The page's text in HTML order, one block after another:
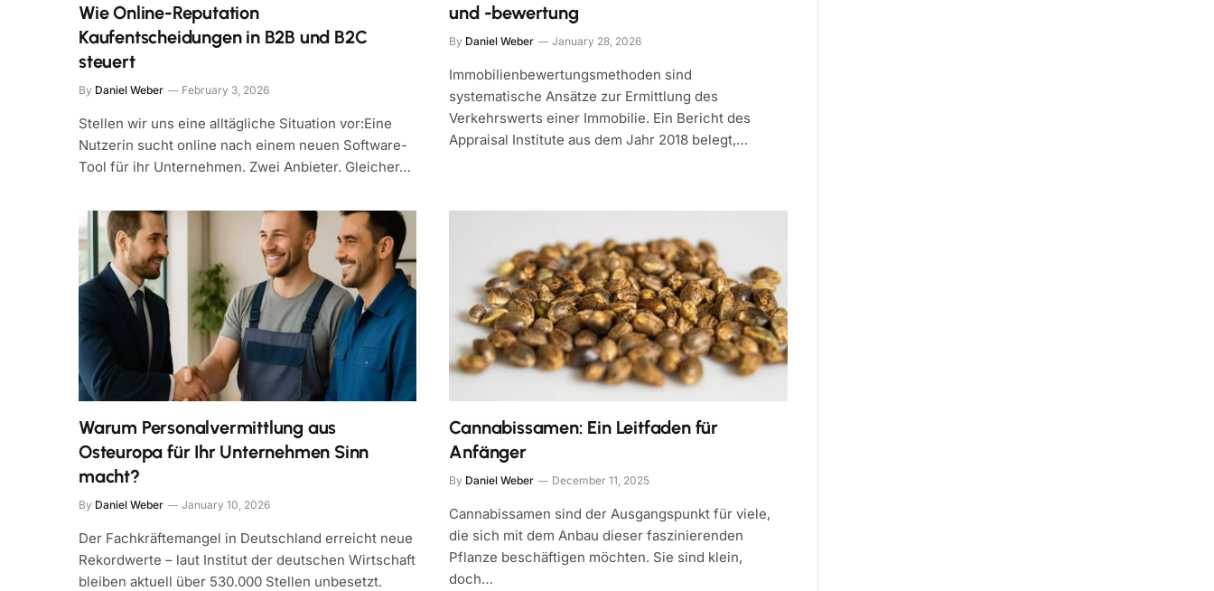
Wie Online-Reputation
Kaufentscheidungen in B2B und B2C
steuert
By Daniel Weber February 3, 2026
Stellen wir uns eine alltägliche Situation vor:Eine
Nutzerin sucht online nach einem neuen Software-
Tool für ihr Unternehmen. Zwei Anbieter. Gleicher…
und -bewertung
By Daniel Weber January 28, 2026
Immobilienbewertungsmethoden sind
systematische Ansätze zur Ermittlung des
Verkehrswerts einer Immobilie. Ein Bericht des
Appraisal Institute aus dem Jahr 2018 belegt,…
Warum Personalvermittlung aus
Osteuropa für Ihr Unternehmen Sinn
macht?
By Daniel Weber January 10, 2026
Der Fachkräftemangel in Deutschland erreicht neue
Rekordwerte – laut Institut der deutschen Wirtschaft
bleiben aktuell über 530.000 Stellen unbesetzt.
Cannabissamen: Ein Leitfaden für
Anfänger
By Daniel Weber December 11, 2025
Cannabissamen sind der Ausgangspunkt für viele,
die sich mit dem Anbau dieser faszinierenden
Pflanze beschäftigen möchten. Sie sind klein,
doch…